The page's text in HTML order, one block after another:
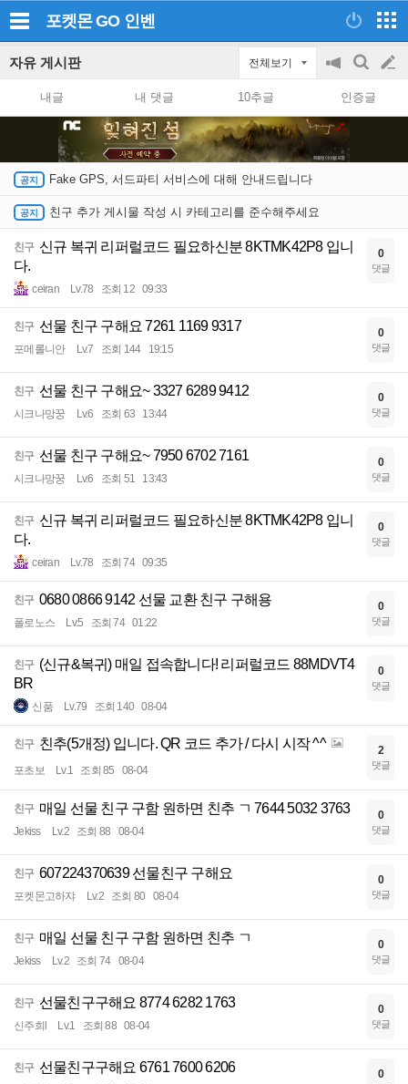
포켓몬 GO 인벤
자유 게시판 전체보기
공
on/off
검
색
글
쓰
내글 내 댓글 10추글 인증글
Fake GPS, 서드파티 서비스에 대해 안내드립니다
친구 추가 게시물 작성 시 카테고리를 준수해주세요
친구 신규 복귀 리퍼럴코드 필요하신분 8KTMK42P8 입니
다.
ceiran Lv.78 조회 12 09:33
0
댓글
친구 선물 친구 구해요 7261 1169 9317
포메롤니안 Lv.7 조회 144 19:15
0
댓글
친구 선물 친구 구해요~ 3327 6289 9412
시크나망꿍 Lv.6 조회 63 13:44
0
댓글
친구 선물 친구 구해요~ 7950 6702 7161
시크나망꿍 Lv.6 조회 51 13:43
0
댓글
친구 신규 복귀 리퍼럴코드 필요하신분 8KTMK42P8 입니
다.
ceiran Lv.78 조회 74 09:35
0
댓글
친구 0680 0866 9142 선물 교환 친구 구해용
폴로노스 Lv.5 조회 74 01:22
0
댓글
친구 (신규&복귀) 매일 접속합니다! 리퍼럴코드 88MDVT4
BR
신품 Lv.79 조회 140 08-04
0
댓글
친구 친추(5개정) 입니다. QR 코드 추가 / 다시 시작 ^^
포초보 Lv.1 조회 85 08-04
2
댓글
친구 매일 선물 친구 구함 원하면 친추 ㄱ 7644 5032 3763
Jekiss Lv.2 조회 88 08-04
0
댓글
친구 607224370639 선물친구 구해요
포켓몬고하쟈 Lv.2 조회 80 08-04
0
댓글
친구 매일 선물 친구 구함 원하면 친추 ㄱ
Jekiss Lv.2 조회 74 08-04
0
댓글
친구 선물친구구해요 8774 6282 1763
신주희l Lv.1 조회 88 08-04
0
댓글
친구 선물친구구해요 6761 7600 6206 0